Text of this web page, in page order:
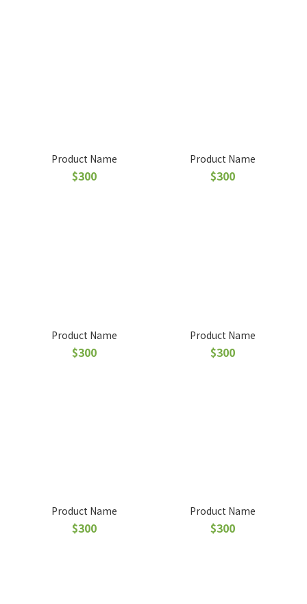
Product Name
$300
Product Name
$300
Product Name
$300
Product Name
$300
Product Name
$300
Product Name
$300